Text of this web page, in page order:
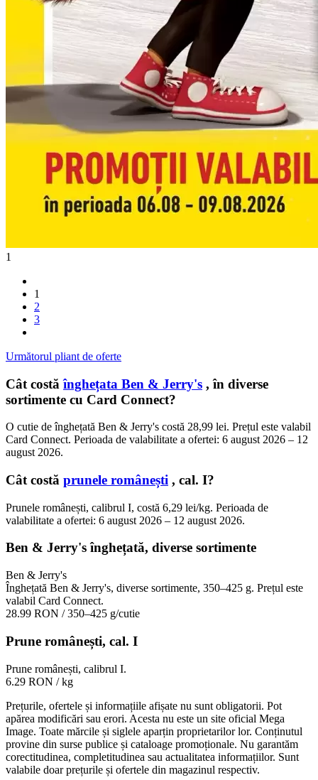
1
1
2
3
Următorul pliant de oferte
Cât costăînghețata Ben & Jerry's , în diverse
sortimente cu Card Connect?
O cutie de înghețată Ben & Jerry's costă 28,99 lei. Prețul este valabil
Card Connect. Perioada de valabilitate a ofertei: 6 august 2026 – 12
august 2026.
Cât costă prunele românești , cal. I?
Prunele românești, calibrul I, costă 6,29 lei/kg. Perioada de
valabilitate a ofertei: 6 august 2026 – 12 august 2026.
Ben & Jerry's înghețată, diverse sortimente
Ben & Jerry's
Înghețată Ben & Jerry's, diverse sortimente, 350–425 g. Prețul este
valabil Card Connect.
28.99 RON / 350–425 g/cutie
Prune românești, cal. I
Prune românești, calibrul I.
6.29 RON / kg
Prețurile, ofertele și informațiile afișate nu sunt obligatorii. Pot
apărea modificări sau erori. Acesta nu este un site oficial Mega
Image. Toate mărcile și siglele aparțin proprietarilor lor. Conținutul
provine din surse publice și cataloage promoționale. Nu garantăm
corectitudinea, completitudinea sau actualitatea informațiilor. Sunt
valabile doar prețurile și ofertele din magazinul respectiv.